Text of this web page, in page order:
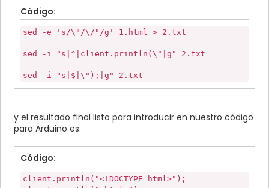
<!-- menu -->
<div id="menu">
<div>Menú</div>
<hr style="color:red; background-color:red;
width:50%;" />
<ul>
<li><a href="#">Portada</a></li>
<li>
<a
</li>
</ul>
<!-- fin menu -->
<!-- cuerpo -->
<div id="body">
<form method="get" action="accion.html">
Código:
sed -e 's/\"/\/"/g' 1.html > 2.txt
sed -i "s|^|client.println(\"|g" 2.txt
sed -i "s|$|\");|g" 2.txt
y el resultado final listo para introducir en nuestro código
para Arduino es:
Código:
client.println("<!DOCTYPE html>");